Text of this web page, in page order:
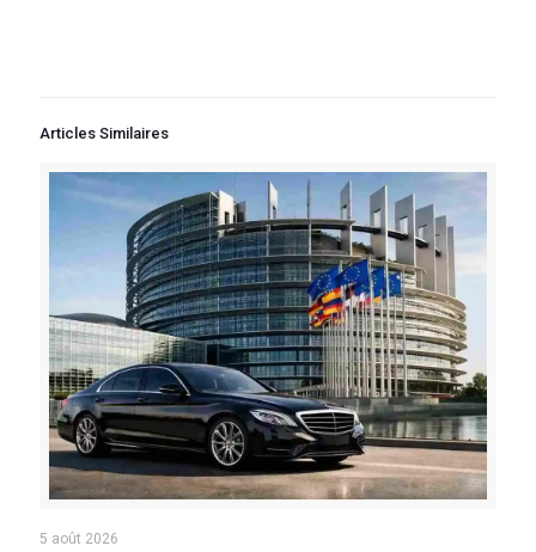
Articles Similaires
5 août 2026